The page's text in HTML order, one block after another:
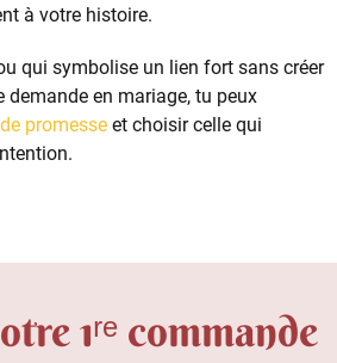
à votre histoire.
qui symbolise un lien fort sans créer
demande en mariage, tu peux
promesse et choisir celle qui
1ʳᵉ commande